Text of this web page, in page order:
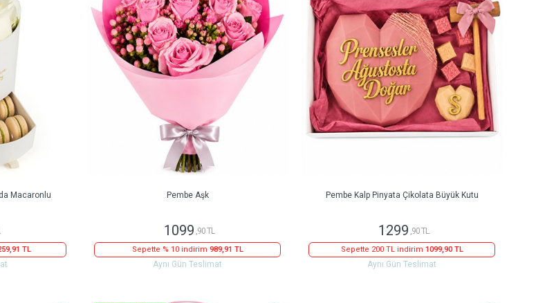
Macaronlu
TL
Pembe Aşk
1099 ,90 TL
Sepette % 10 indirim 989,91 TL
Aynı Gün Teslimat
Pembe Kalp Pinyata Çikolata Büyük Kutu
1299 ,90 TL
Sepette 200 TL indirim 1099,90 TL
Aynı Gün Teslimat